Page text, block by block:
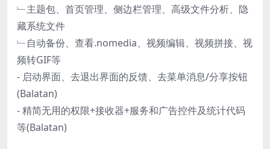
﹂主题包、首页管理、侧边栏管理、高级文件分析、隐
藏系统文件
﹂自动备份、查看.nomedia、视频编辑、视频拼接、视
频转GIF等
- 启动界面、去退出界面的反馈、去菜单消息/分享按钮
(Balatan)
- 精简无用的权限+接收器+服务和广告控件及统计代码
等(Balatan)